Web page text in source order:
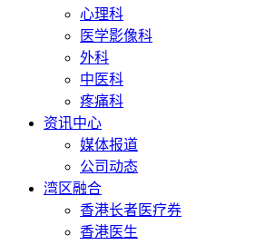
心理科
医学影像科
外科
中医科
疼痛科
资讯中心
媒体报道
公司动态
湾区融合
香港长者医疗券
香港医生